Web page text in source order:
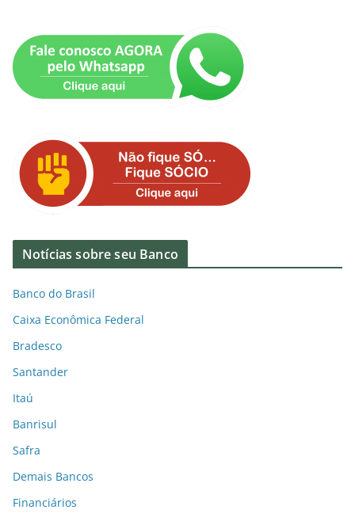
Notícias sobre seu Banco
Banco do Brasil
Caixa Econômica Federal
Bradesco
Santander
Itaú
Banrisul
Safra
Demais Bancos
Financiários